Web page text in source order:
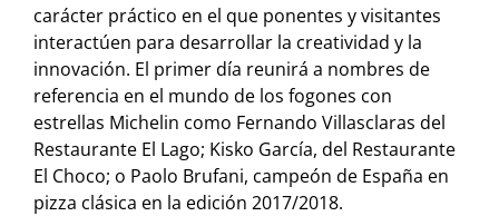
carácter práctico en el que ponentes y visitantes
interactúen para desarrollar la creatividad y la
innovación. El primer día reunirá a nombres de
referencia en el mundo de los fogones con
estrellas Michelin como Fernando Villasclaras del
Restaurante El Lago; Kisko García, del Restaurante
El Choco; o Paolo Brufani, campeón de España en
pizza clásica en la edición 2017/2018.